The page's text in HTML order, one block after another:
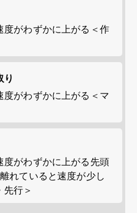
度がわずかに上がる＜作
り
度がわずかに上がる＜マ
度がわずかに上がる先頭
れていると速度が少し
行＞